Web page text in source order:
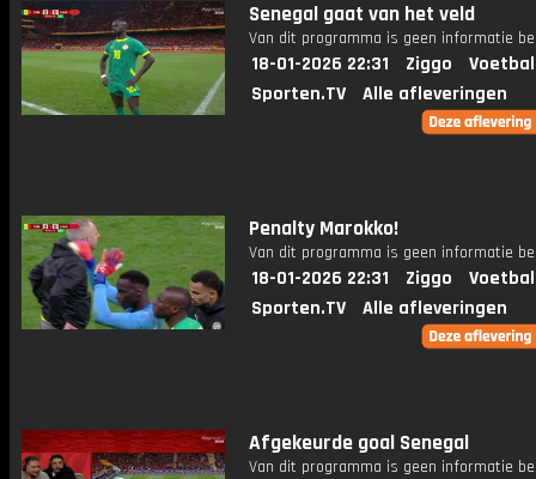
Senegal gaat van het veld
Van dit programma is geen informatie
18-01-2026 22:31 Ziggo
Sporten.TV
Alle afleveringen
Penalty Marokko!
Van dit programma is geen informatie
18-01-2026 22:31 Ziggo
Sporten.TV
Alle afleveringen
Afgekeurde goal Senegal
Van dit programma is geen informatie